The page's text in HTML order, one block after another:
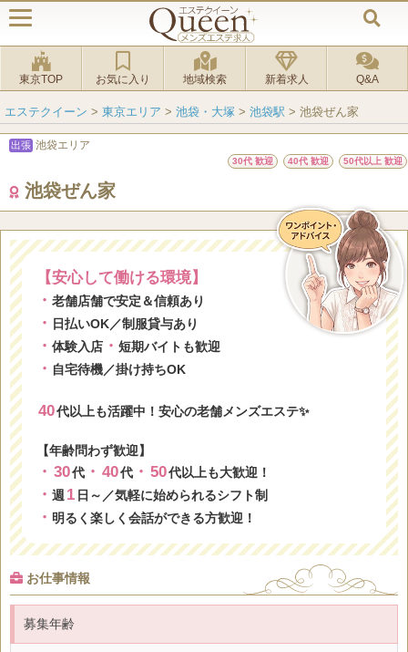
東京TOP お気に入り 地域検索 新着求人 Q&A
エステクイーン > 東京エリア > 池袋・大塚 > 池袋駅 > 池袋ぜん家
出張 池袋エリア
30代 歓迎 40代 歓迎 50代以上 歓迎
池袋ぜん家
【安心して働ける環境】
・ 老舗店舗で安定＆信頼あり
・ 日払いOK／制服貸与あり
・ 体験入店・ 短期バイトも歓迎
・ 自宅待機／掛け持ちOK
40代以上も活躍中！安心の老舗メンズエステ✨
【年齢問わず歓迎】
・ 30代・ 40代・ 50代以上も大歓迎！
・ 週 1 日～／気軽に始められるシフト制
・ 明るく楽しく会話ができる方歓迎！
お仕事情報
募集年齢